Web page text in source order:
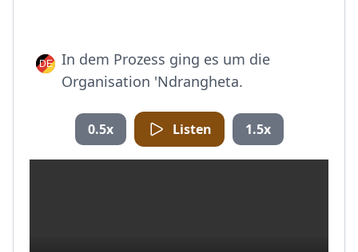
In dem Prozess ging es um die
Organisation 'Ndrangheta.
0.5x Listen 1.5x